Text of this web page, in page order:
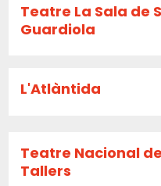
Teatre La Sala de
Guardiola
L'Atlàntida
Teatre Nacional
Tallers